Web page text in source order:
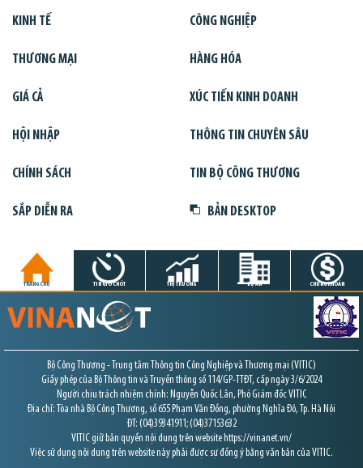
KINH TẾ CÔNG NGHIỆP
THƯƠNG MẠI HÀNG HÓA
GIÁ CẢ XÚC TIẾN KINH DOANH
HỘI NHẬP THÔNG TIN CHUYÊN SÂU
CHÍNH SÁCH TIN BỘ CÔNG THƯƠNG
SẮP DIỄN RA BẢN DESKTOP
TRANG CHỦ TIN GIỜ CHÓT THỊ TRƯỜNG DỰ ÁN CHỨNG KHOÁN
Bộ Công Thương - Trung tâm Thông tin Công Nghiệp và Thương mại (VITIC)
Giấy phép của Bộ Thông tin và Truyền thông số 114/GP-TTĐT, cấp ngày 3/6/2024
Người chịu trách nhiệm chính: Nguyễn Quốc Lân, Phó Giám đốc VITIC
Địa chỉ: Tòa nhà Bộ Công Thương, số 655 Phạm Văn Đồng, phường Nghĩa Đô, Tp. Hà Nội
ĐT: (04)39341911; (04)37153632
VITIC giữ bản quyền nội dung trên website https://vinanet.vn/
Việc sử dụng nội dung trên website này phải được sự đồng ý bằng văn bản của VITIC.